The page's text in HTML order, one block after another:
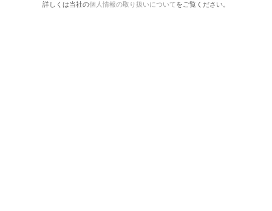
詳しくは当社の個人情報の取り扱いについてをご覧ください。